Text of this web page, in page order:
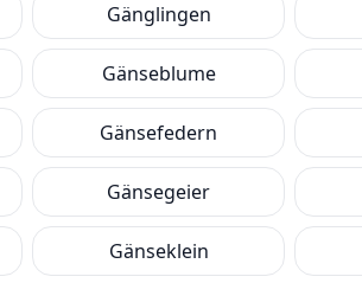
Gänglingen
Gänseblume
Gänsefedern
Gänsegeier
Gänseklein